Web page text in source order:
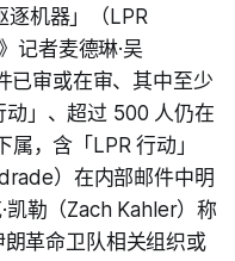
逐机器」（LPR
记者麦德琳·吴
已审或在审、其中至少
」、超过 500 人仍在
，含「LPR 行动」
）在内部邮件中明
勒（Zach Kahler）称
革命卫队相关组织或